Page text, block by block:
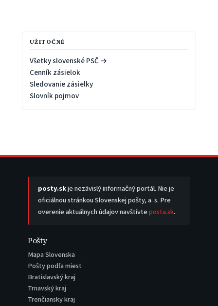
UŽITOČNÉ
Všetky slovenské PSČ →
Cenník zásielok
Sledovanie zásielky
Slovník pojmov
posty.skje nezávislý informačný portál. Nie je
oficiálnou stránkou Slovenskej pošty, a. s. Pre
overenie aktuálnych údajov navštívteposta.sk.
Pošty
Mapa Slovenska
Pošty podľa miest
Bratislavský kraj
Trnavský kraj
Trenčiansky kraj